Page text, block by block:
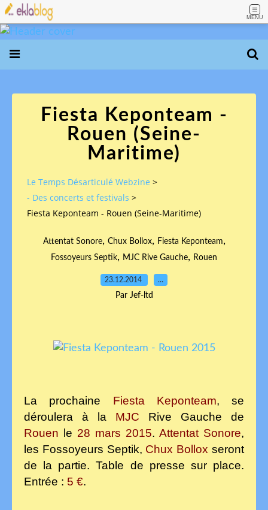
MENU
Fiesta Keponteam -
Rouen (Seine-
Maritime)
Le Temps Désarticulé Webzine >
- Des concerts et festivals >
Fiesta Keponteam - Rouen (Seine-Maritime)
Attentat Sonore, Chux Bollox, Fiesta Keponteam,
Fossoyeurs Septik, MJC Rive Gauche, Rouen
23.12.2014 …
Par Jef-ltd
La prochaine Fiesta Keponteam, se
déroulera à la MJC Rive Gauche de
Rouen le 28 mars 2015. Attentat Sonore,
les Fossoyeurs Septik, Chux Bolloxseront
de la partie. Table de presse sur place.
Entrée : 5 €.